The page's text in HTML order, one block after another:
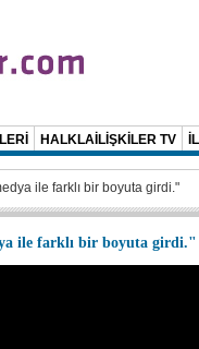
HALKLAİLİŞKİLER TV
ile farklı bir boyuta girdi."
ile farklı bir boyuta girdi."